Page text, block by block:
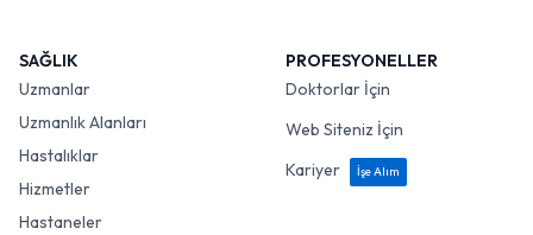
SAĞLIK
Uzmanlar
Uzmanlık Alanları
Hastalıklar
Hizmetler
Hastaneler
PROFESYONELLER
Doktorlar İçin
Web Siteniz İçin
Kariyer
İşe Alım